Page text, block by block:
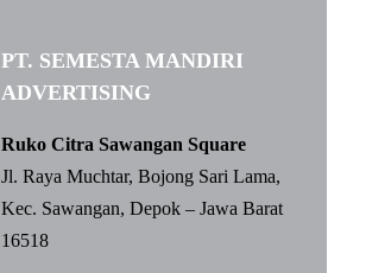
PT. SEMESTA MANDIRI
ADVERTISING
Ruko Citra Sawangan Square
Jl. Raya Muchtar, Bojong Sari Lama,
Kec. Sawangan, Depok – Jawa Barat
16518